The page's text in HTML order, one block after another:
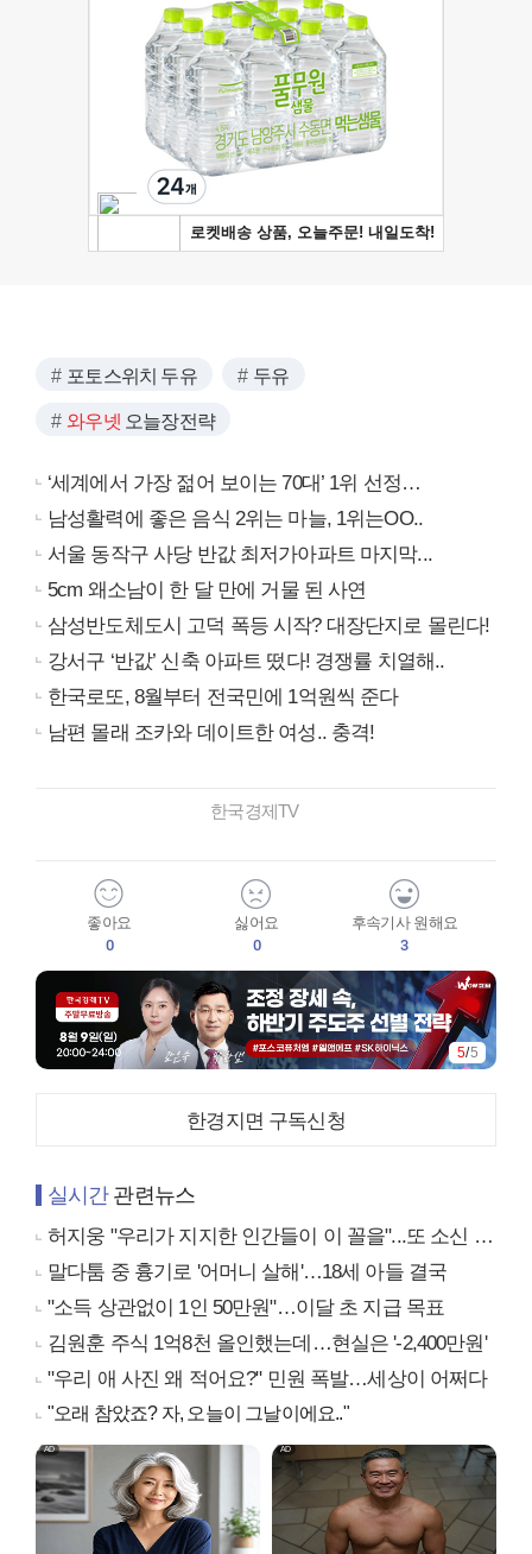
포토스위치 두유 두유
와우넷 오늘장전략
‘세계에서 가장 젊어 보이는 70대’ 1위 선정…
남성활력에 좋은 음식 2위는 마늘, 1위는OO..
서울 동작구 사당 반값 최저가아파트 마지막...
5cm 왜소남이 한 달 만에 거물 된 사연
삼성반도체도시 고덕 폭등 시작? 대장단지로 몰린다!
강서구 ‘반값’ 신축 아파트 떴다! 경쟁률 치열해..
한국로또, 8월부터 전국민에 1억원씩 준다
남편 몰래 조카와 데이트한 여성.. 충격!
한국경제TV
좋아요
0
싫어요
0
후속기사 원해요
3
1/5
한경지면 구독신청
실시간관련뉴스
허지웅 "우리가 지지한 인간들이 이 꼴을"...또 소신 발언
말다툼 중 흉기로 '어머니 살해'…18세 아들 결국
"소득 상관없이 1인 50만원"…이달 초 지급 목표
김원훈 주식 1억8천 올인했는데…현실은 '-2,400만원'
"우리 애 사진 왜 적어요?" 민원 폭발…세상이 어쩌다
"오래 참았죠? 자, 오늘이 그날이에요.."